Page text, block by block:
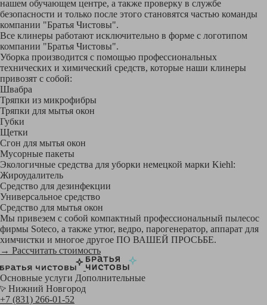
нашем обучающем центре, а также проверку в службе
безопасности и только после этого становятся частью команды
компании "Братья Чистовы".
Все клинеры работают исключительно в форме с логотипом
компании "Братья Чистовы".
Уборка производится с помощью профессиональных
технических и химический средств, которые наши клинеры
привозят с собой:
Швабра
Тряпки из микрофибры
Тряпки для мытья окон
Губки
Щетки
Сгон для мытья окон
Мусорные пакеты
Экологичные средства для уборки немецкой марки Kiehl:
Жироудалитель
Средство для дезинфекции
Универсальное средство
Средство для мытья окон
Мы привезем с собой компактный профессиональный пылесос
фирмы Soteco, а также утюг, ведро, парогенератор, аппарат для
химчистки и многое другое ПО ВАШЕЙ ПРОСЬБЕ.
→ Рассчитать стоимость
Основные услуги Дополнительные
Нижний Новгород
+7 (831) 266-01-52